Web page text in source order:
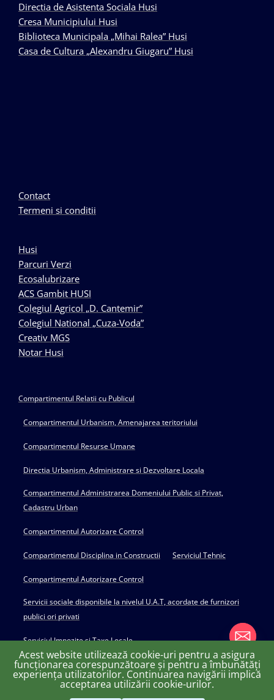
Directia de Asistenta Sociala Husi
Cresa Municipiului Husi
Biblioteca Municipala „Mihai Ralea” Husi
Casa de Cultura „Alexandru Giugaru” Husi
Contact
Termeni si conditii
Husi
Parcuri Verzi
Ecosalubrizare
ACS Gambit HUSI
Colegiul Agricol „D. Cantemir”
Colegiul National „Cuza-Voda”
Creativ MGS
Notar Husi
Compartimentul Relatii cu Publicul
Compartimentul Urbanism, Amenajarea teritoriului
Compartimentul Resurse Umane
Directia Urbanism, Administrare si Dezvoltare Locala
Compartimentul Administrarea Domeniului Public si Privat,
Cadastru Urban
Compartimentul Autorizare Control
Compartimentul Disciplina in Constructii Serviciul Tehnic
Compartimentul Autorizare Control
Servicii sociale disponibile la nivelul U.A.T, acordate de furnizori
publici ori privati
Serviciul Impozite si Taxe Locale
Copyright © 2022 Primăria Huși - powered by Creativ MGS
Acest website utilizează cookie-uri pentru a asigura
funcționarea corespunzătoare și pentru a îmbunătăți
experiența utilizatorilor. Continuarea navigării implică
acceptarea utilizării cookie-urilor. chaty